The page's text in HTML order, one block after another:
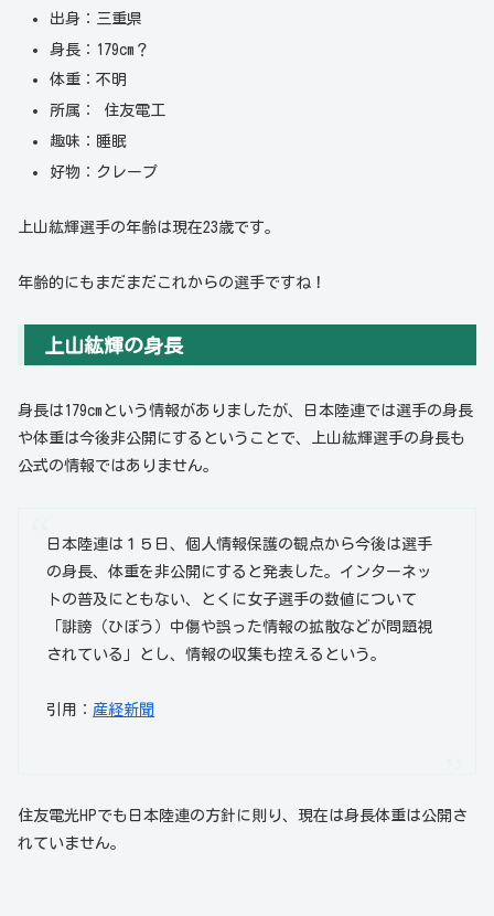
出身：三重県
身長：179cm？
体重：不明
所属： 住友電工
趣味：睡眠
好物：クレープ
上山紘輝選手の年齢は現在23歳です。
年齢的にもまだまだこれからの選手ですね！
上山紘輝の身長
身長は179cmという情報がありましたが、日本陸連では選手の身長
や体重は今後非公開にするということで、上山紘輝選手の身長も
公式の情報ではありません。
日本陸連は１５日、個人情報保護の観点から今後は選手
の身長、体重を非公開にすると発表した。インターネッ
トの普及にともない、とくに女子選手の数値について
「誹謗（ひぼう）中傷や誤った情報の拡散などが問題視
されている」とし、情報の収集も控えるという。
引用： 産経新聞
住友電光HPでも日本陸連の方針に則り、現在は身長体重は公開さ
れていません。